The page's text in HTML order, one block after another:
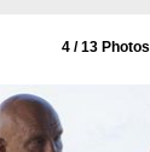
4/ 13 Photos